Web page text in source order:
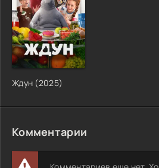
Ждун (2025)
Комментарии